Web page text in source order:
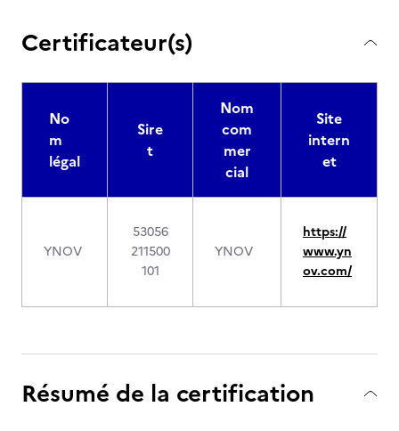
Certificateur(s)
No
m
légal
Sire
t
Nom
com
mer
cial
Site
intern
et
YNOV
53056
211500
101
YNOV
https://
www.yn
ov.com/
Résumé de la certification